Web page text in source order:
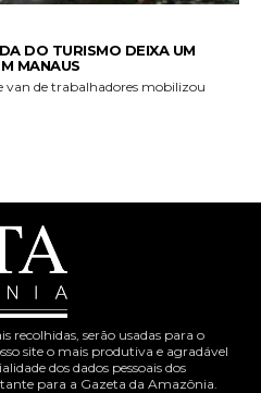
DO TURISMO DEIXA UM
MANAUS
van de trabalhadores mobilizou
recolhidas, serão usadas para o
site o mais produtiva e agradável
dos dados pessoais dos
para a Gazeta da Amazônia.